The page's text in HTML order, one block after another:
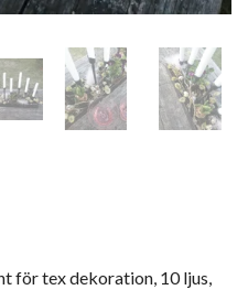
för tex dekoration, 10 ljus,